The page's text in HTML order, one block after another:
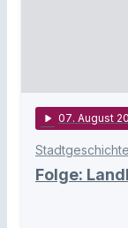
play_arrow 07. August
Stadtgeschichte
Folge: